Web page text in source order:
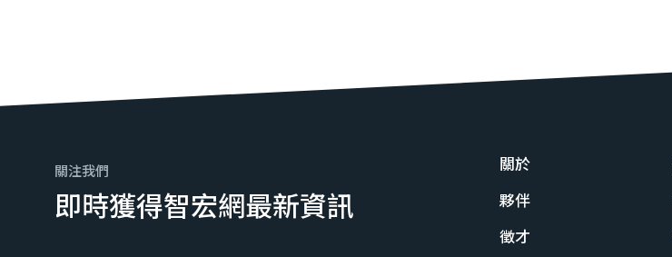
關注我們
即時獲得智宏網最新資訊
關於
夥伴
徵才